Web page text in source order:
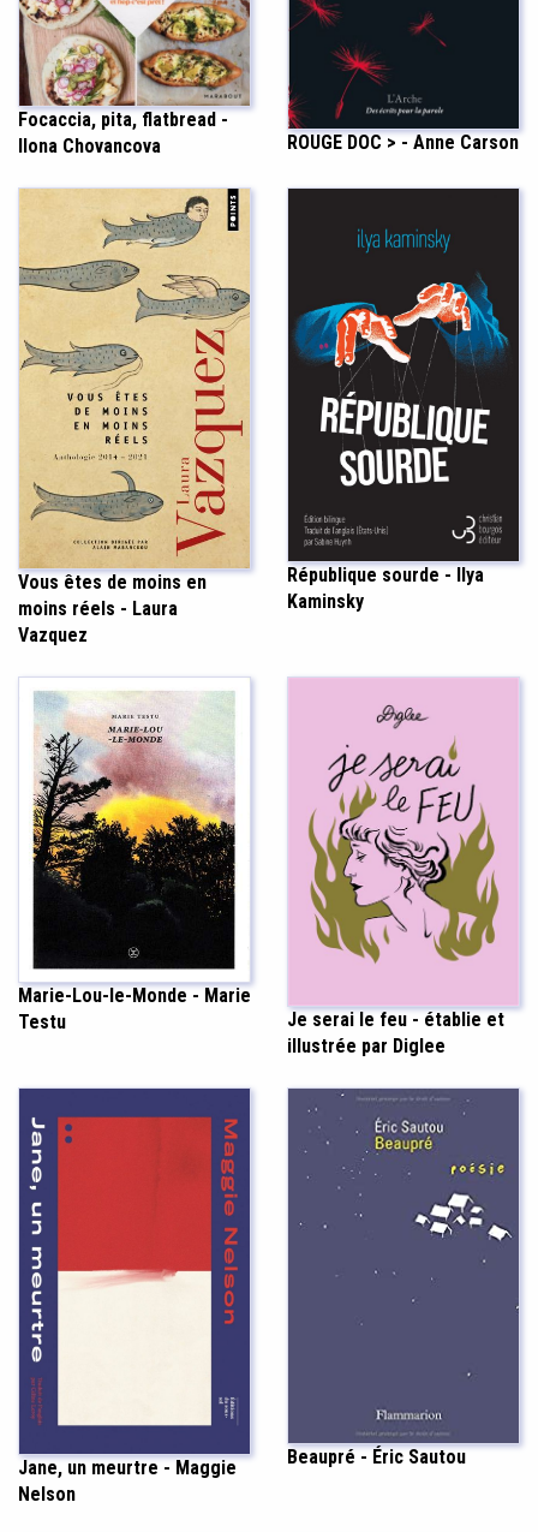
Focaccia, pita, flatbread -
Ilona Chovancova
ROUGE DOC > - Anne Carson
Vous êtes de moins en
moins réels - Laura
Vazquez
République sourde - Ilya
Kaminsky
Marie-Lou-le-Monde - Marie
Testu
Je serai le feu - établie et
illustrée par Diglee
Jane, un meurtre - Maggie
Nelson
Beaupré - Éric Sautou